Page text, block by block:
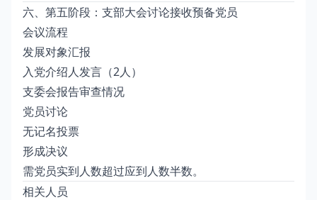
六、第五阶段：支部大会讨论接收预备党员
会议流程
发展对象汇报
入党介绍人发言（2人）
支委会报告审查情况
党员讨论
无记名投票
形成决议
需党员实到人数超过应到人数半数。
相关人员